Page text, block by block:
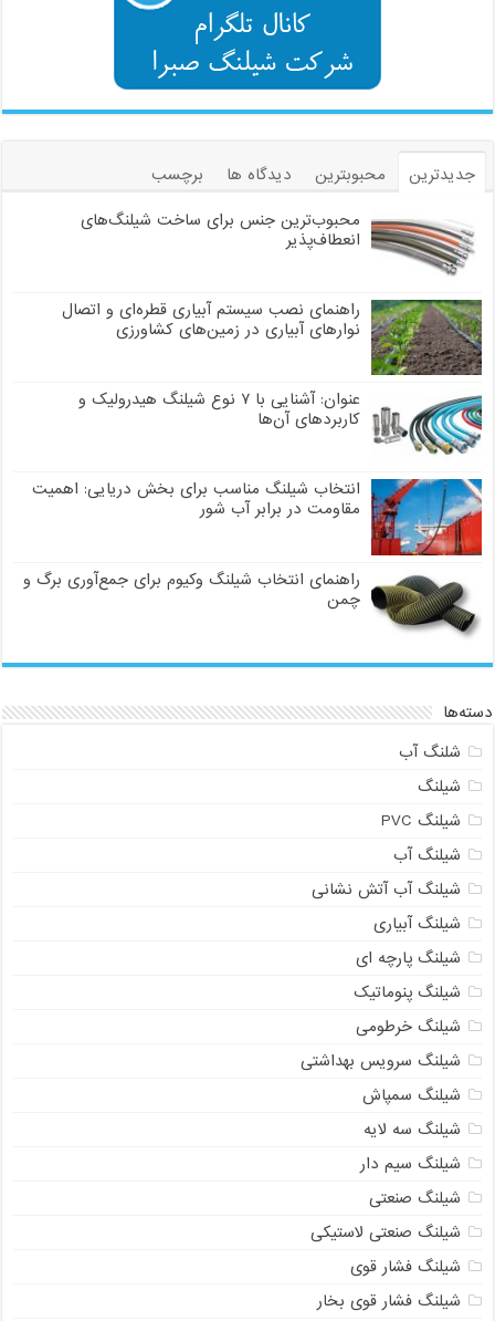
جدیدترین محبوبترین دیدگاه ها
برچسب
محبوب‌ترین جنس برای ساخت شیلنگ‌های
انعطاف‌پذیر
راهنمای نصب سیستم آبیاری قطره‌ای و اتصال
نوارهای آبیاری در زمین‌های کشاورزی
عنوان: آشنایی با ۷ نوع شیلنگ هیدرولیک و
کاربردهای آن‌ها
انتخاب شیلنگ مناسب برای بخش دریایی: اهمیت
مقاومت در برابر آب شور
راهنمای انتخاب شیلنگ وکیوم برای جمع‌آوری برگ و
چمن
دسته‌ها
شلنگ آب
شیلنگ
شیلنگ PVC
شیلنگ آب
شیلنگ آب آتش نشانی
شیلنگ آبیاری
شیلنگ پارچه ای
شیلنگ پنوماتیک
شیلنگ خرطومی
شیلنگ سرویس بهداشتی
شیلنگ سمپاش
شیلنگ سه لایه
شیلنگ سیم دار
شیلنگ صنعتی
شیلنگ صنعتی لاستیکی
شیلنگ فشار قوی
شیلنگ فشار قوی بخار